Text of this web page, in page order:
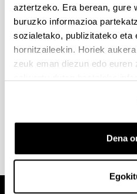
aztertzeko. Era berean, gure
buruzko informazioa
sozialetako, publizitateko eta
hornitzaileekin. Horiek
zeuk eman diezun edo
Dena
Asia)
Gainera, titulu bikoitzeko
Europako hainbat
Pau, OTH Regensburg,
Recht Berlin, etab.
zentroko webgunean.